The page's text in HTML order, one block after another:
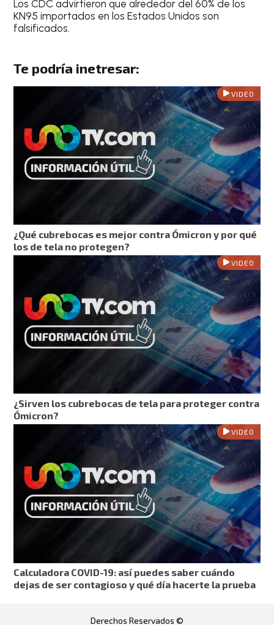
Los CDC advirtieron que alrededor del 60% de los
KN95 importados en los Estados Unidos son
falsificados.
Te podría inetresar:
VIDEO
¿Qué cubrebocas es mejor contra Ómicron y por qué
los de tela no protegen?
VIDEO
¿Sirven los cubrebocas de tela para proteger contra
Ómicron?
VIDEO
Calculadora COVID-19: así puedes saber cuándo
dejas de ser contagioso y qué día hacerte la prueba
Derechos Reservados ©